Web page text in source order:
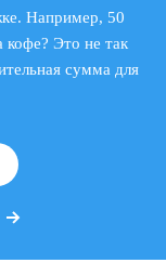
Например, 50
кофе? Это не так
сумма для